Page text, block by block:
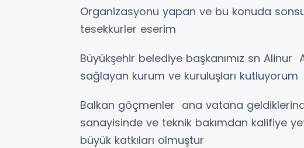
Organizasyonu yapan ve bu konuda
tesekkurler eserim
Büyükşehir belediye başkanımız sn
sağlayan kurum ve kuruluşları kutluyorum
Balkan göçmenler ana vatana
sanayisinde ve teknik bakımdan kalifiye
büyük katkıları olmuştur